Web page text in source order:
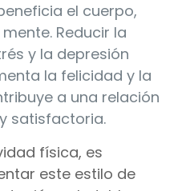
el cuerpo,
Reducir la
y la depresión
la felicidad y la
a una relación
satisfactoria.
física, es
este estilo de